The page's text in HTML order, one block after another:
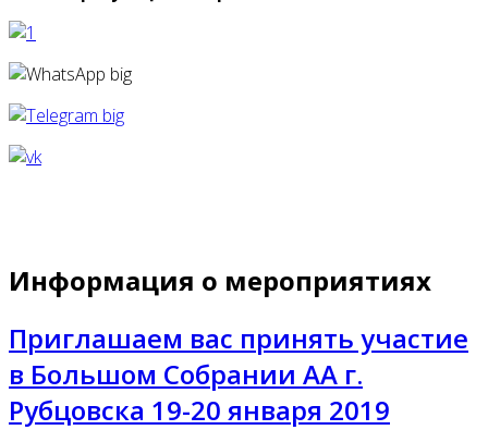
Информация о мероприятиях
Приглашаем вас принять участие
в Большом Собрании АА г.
Рубцовска 19-20 января 2019